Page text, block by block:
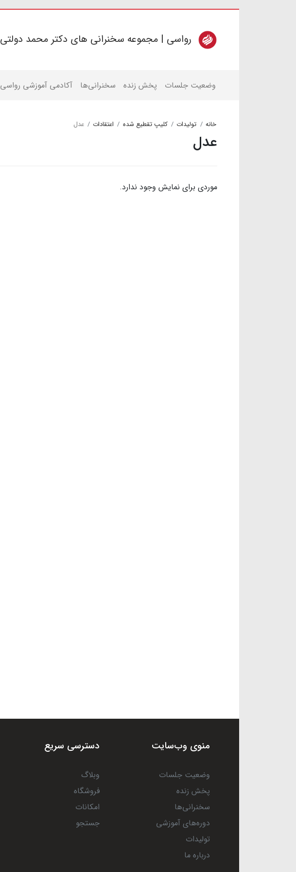
رواسی | مجموعه سخنرانی های دکتر محمد دولتی
وضعیت جلسات پخش زنده سخنرانی‌ها آکادمی آموزشی رواسی
خانه تولیدات کلیپ تقطیع شده اعتقادات عدل
عدل
موردی برای نمایش وجود ندارد.
منوی وب‌سایت
وضعیت جلسات
پخش زنده
سخنرانی‌ها
دوره‌های آموزشی
تولیدات
درباره ما
دسترسی سریع
وبلاگ
فروشگاه
امکانات
جستجو